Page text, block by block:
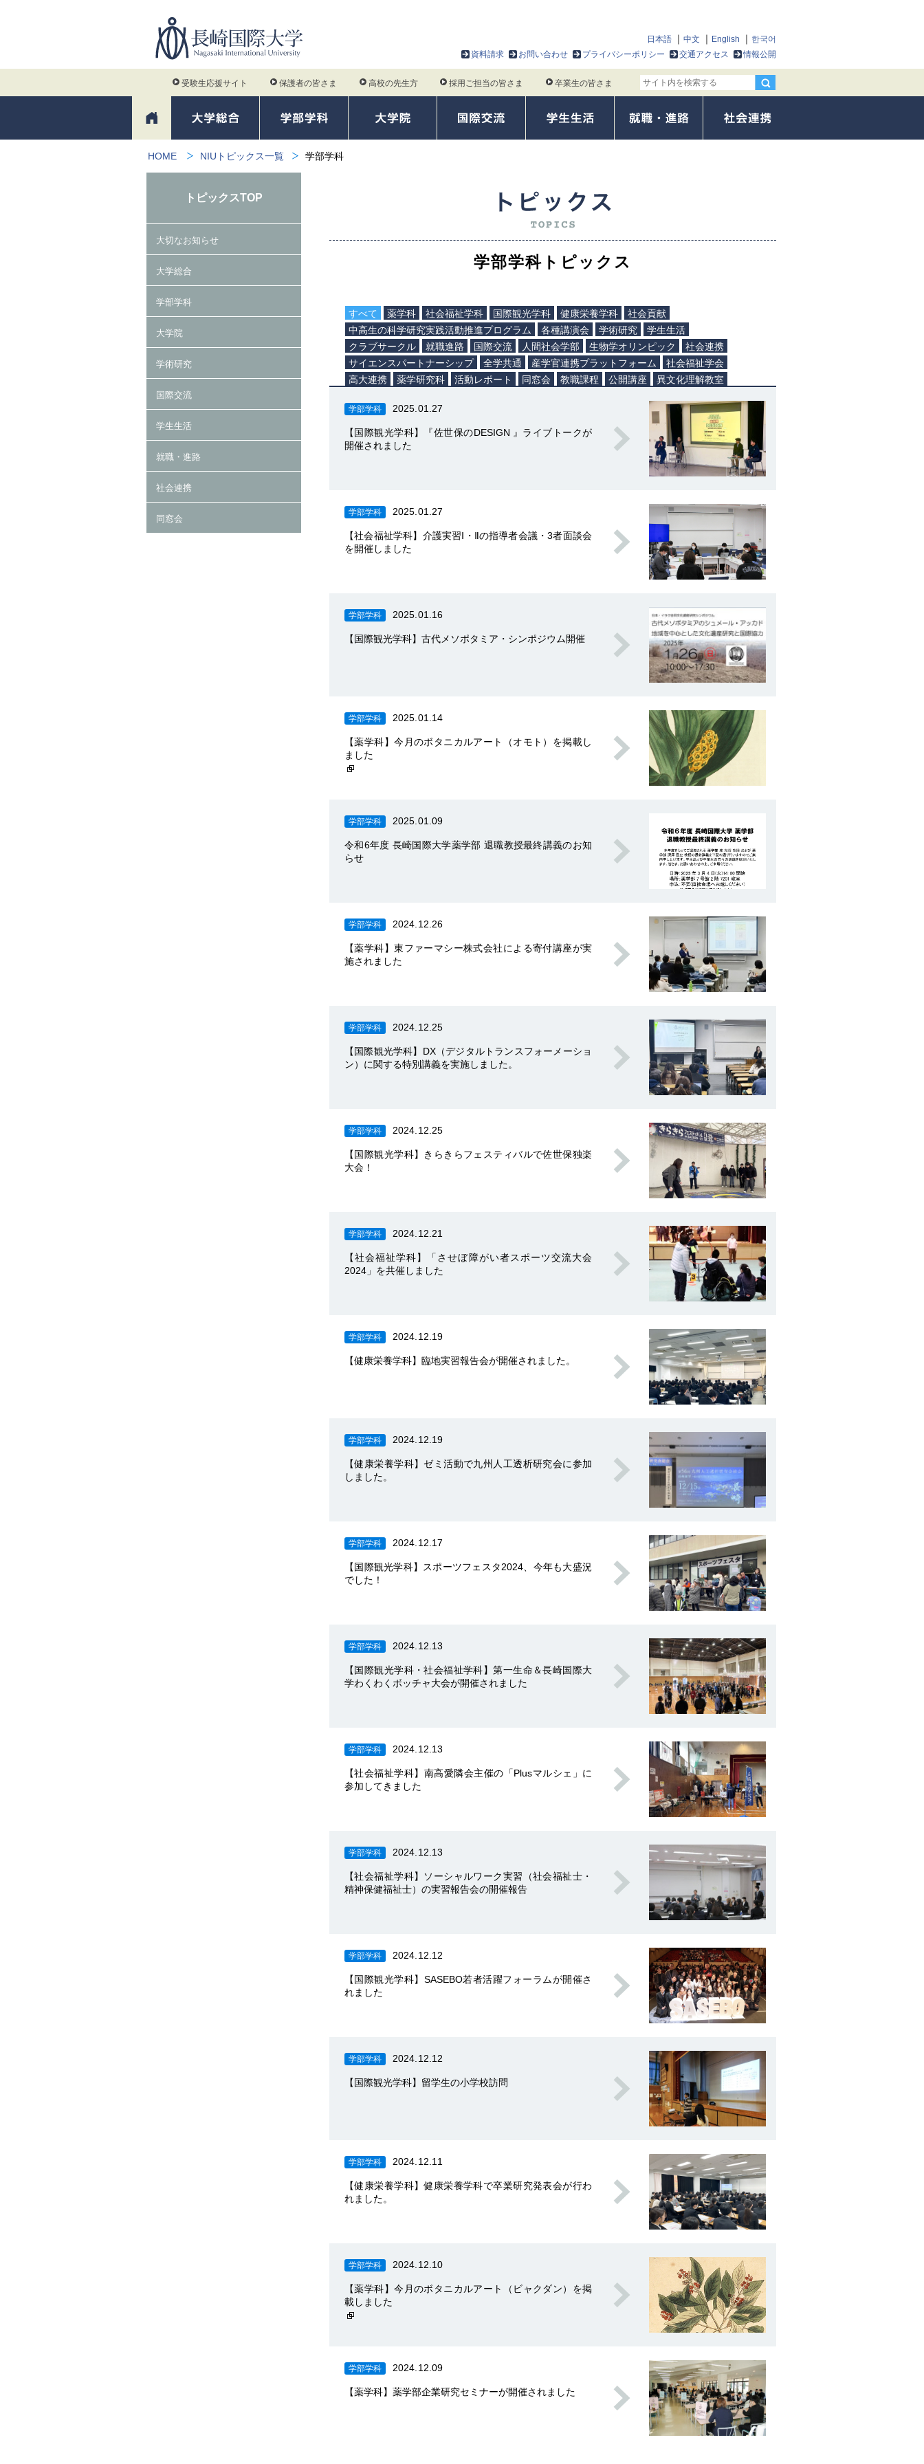
日本語 中文 English
한국어
資料請求
お問い合わせ プライバシーポリシー 交通アクセス 情報公開
受験生応援サイト 保護者の皆さま 高校の先生方 採用ご担当の皆さま 卒業生の皆さま
HOME NIUトピックス一覧 学部学科
学部学科トピックス
すべて 薬学科 社会福祉学科 国際観光学科 健康栄養学科
社会貢献
中高生の科学研究実践活動推進プログラム
各種講演会 学術研究
学生生活
クラブサークル
就職進路 国際交流 人間社会学部 生物学オリンピック
社会連携
サイエンスパートナーシップ
全学共通 産学官連携プラットフォーム
社会福祉学会
高大連携
薬学研究科 活動レポート 同窓会 教職課程 公開講座 異文化理解教室
学部学科 2025.01.27
【国際観光学科】『佐世保のDESIGN 』ライブトークが
開催されました
学部学科 2025.01.27
【社会福祉学科】介護実習Ⅰ・Ⅱの指導者会議・3者面談会
を開催しました
学部学科 2025.01.16
【国際観光学科】古代メソポタミア・シンポジウム開催
学部学科 2025.01.14
【薬学科】今月のボタニカルアート（オモト）を掲載し
ました
学部学科 2025.01.09
令和6年度 長崎国際大学薬学部 退職教授最終講義のお知
らせ
学部学科 2024.12.26
【薬学科】東ファーマシー株式会社による寄付講座が実
施されました
学部学科 2024.12.25
【国際観光学科】DX（デジタルトランスフォーメーショ
ン）に関する特別講義を実施しました。
学部学科 2024.12.25
【国際観光学科】きらきらフェスティバルで佐世保独楽
大会！
学部学科 2024.12.21
【社会福祉学科】「させぼ障がい者スポーツ交流大会
2024」を共催しました
学部学科 2024.12.19
【健康栄養学科】臨地実習報告会が開催されました。
学部学科 2024.12.19
【健康栄養学科】ゼミ活動で九州人工透析研究会に参加
しました。
学部学科 2024.12.17
【国際観光学科】スポーツフェスタ2024、今年も大盛況
でした！
学部学科 2024.12.13
【国際観光学科・社会福祉学科】第一生命＆長崎国際大
学わくわくボッチャ大会が開催されました
学部学科 2024.12.13
【社会福祉学科】南高愛隣会主催の「Plusマルシェ」に
参加してきました
学部学科 2024.12.13
【社会福祉学科】ソーシャルワーク実習（社会福祉士・
精神保健福祉士）の実習報告会の開催報告
学部学科 2024.12.12
【国際観光学科】SASEBO若者活躍フォーラムが開催さ
れました
学部学科 2024.12.12
【国際観光学科】留学生の小学校訪問
学部学科 2024.12.11
【健康栄養学科】健康栄養学科で卒業研究発表会が行わ
れました。
学部学科 2024.12.10
【薬学科】今月のボタニカルアート（ビャクダン）を掲
載しました
学部学科 2024.12.09
【薬学科】薬学部企業研究セミナーが開催されました
トピックスTOP
大切なお知らせ
大学総合
学部学科
大学院
学術研究
国際交流
学生生活
就職・進路
社会連携
同窓会